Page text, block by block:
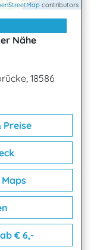
contributors
Nähe
18586
Preise
€ 6,-